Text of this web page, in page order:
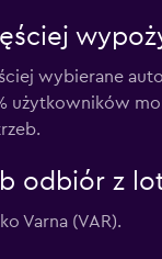
wybierane
użytkowników
odbiór z
Varna (VAR).